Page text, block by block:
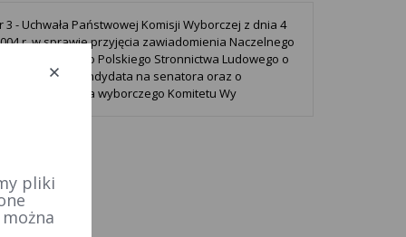
3 - Uchwała Państwowej Komisji Wyborczej z dnia 4
r. w sprawie przyjęcia zawiadomienia Naczelnego
Wykonawczego Polskiego Stronnictwa Ludowego o
zgłoszenia kandydata na senatora oraz o
pełnomocnika wyborczego Komitetu Wy
pliki